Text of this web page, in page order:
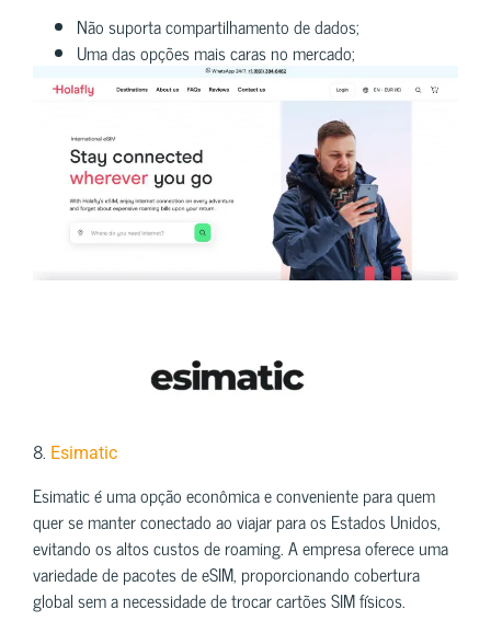
Não suporta compartilhamento de dados;
Uma das opções mais caras no mercado;
8. Esimatic
Esimatic é uma opção econômica e conveniente para quem
quer se manter conectado ao viajar para os Estados Unidos,
evitando os altos custos de roaming. A empresa oferece uma
variedade de pacotes de eSIM, proporcionando cobertura
global sem a necessidade de trocar cartões SIM físicos.